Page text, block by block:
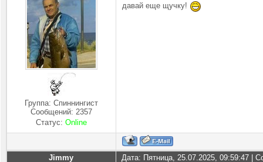
Группа: Спиннингист
Сообщений: 2357
Статус: Online
давай еще щучку!
Jimmy Дата: Пятница, 25.07.2025, 09:59:47 |